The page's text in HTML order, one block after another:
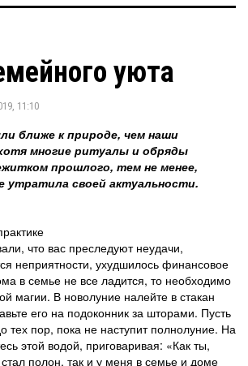
уюта
11:10
ближе к природе, чем наши
многие ритуалы и обряды
прошлого, тем не менее,
утратила своей актуальности.
что вас преследуют неудачи,
неприятности, ухудшилось финансовое
в семье не все ладится, то необходимо
магии. В новолуние налейте в стакан
его на подоконник за шторами. Пусть
тех пор, пока не наступит полнолуние. На
этой водой, приговаривая: «Как ты,
полон, так и у меня в семье и доме